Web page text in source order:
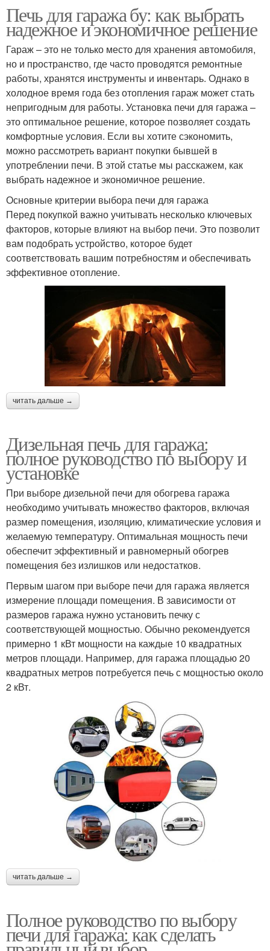
Печь для гаража бу: как выбрать
надежное и экономичное решение
Гараж – это не только место для хранения автомобиля,
но и пространство, где часто проводятся ремонтные
работы, хранятся инструменты и инвентарь. Однако в
холодное время года без отопления гараж может стать
непригодным для работы. Установка печи для гаража –
это оптимальное решение, которое позволяет создать
комфортные условия. Если вы хотите сэкономить,
можно рассмотреть вариант покупки бывшей в
употреблении печи. В этой статье мы расскажем, как
выбрать надежное и экономичное решение.
Основные критерии выбора печи для гаража
Перед покупкой важно учитывать несколько ключевых
факторов, которые влияют на выбор печи. Это позволит
вам подобрать устройство, которое будет
соответствовать вашим потребностям и обеспечивать
эффективное отопление.
читать дальше →
Дизельная печь для гаража:
полное руководство по выбору и
установке
При выборе дизельной печи для обогрева гаража
необходимо учитывать множество факторов, включая
размер помещения, изоляцию, климатические условия и
желаемую температуру. Оптимальная мощность печи
обеспечит эффективный и равномерный обогрев
помещения без излишков или недостатков.
Первым шагом при выборе печи для гаража является
измерение площади помещения. В зависимости от
размеров гаража нужно установить печку с
соответствующей мощностью. Обычно рекомендуется
примерно 1 кВт мощности на каждые 10 квадратных
метров площади. Например, для гаража площадью 20
квадратных метров потребуется печь с мощностью около
2 кВт.
читать дальше →
Полное руководство по выбору
печи для гаража: как сделать